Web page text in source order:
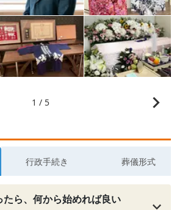
1 / 5
行政手続き 葬儀形式
ら、何から始めれば良い